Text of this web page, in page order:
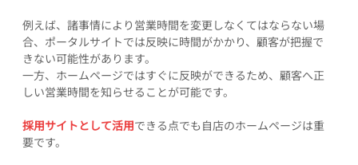
例えば、諸事情により営業時間を変更しなくてはならない場
合、ポータルサイトでは反映に時間がかかり、顧客が把握で
きない可能性があります。
一方、ホームページではすぐに反映ができるため、顧客へ正
しい営業時間を知らせることが可能です。
採用サイトとして活用できる点でも自店のホームページは重
要です。